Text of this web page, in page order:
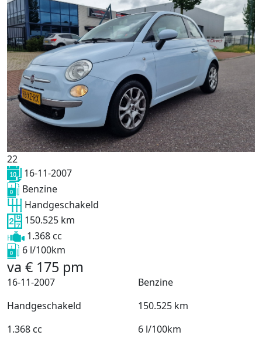
22
16-11-2007
Benzine
Handgeschakeld
150.525 km
1.368 cc
6 l/100km
va € 175 pm
16-11-2007
Benzine
Handgeschakeld
150.525 km
1.368 cc
6 l/100km